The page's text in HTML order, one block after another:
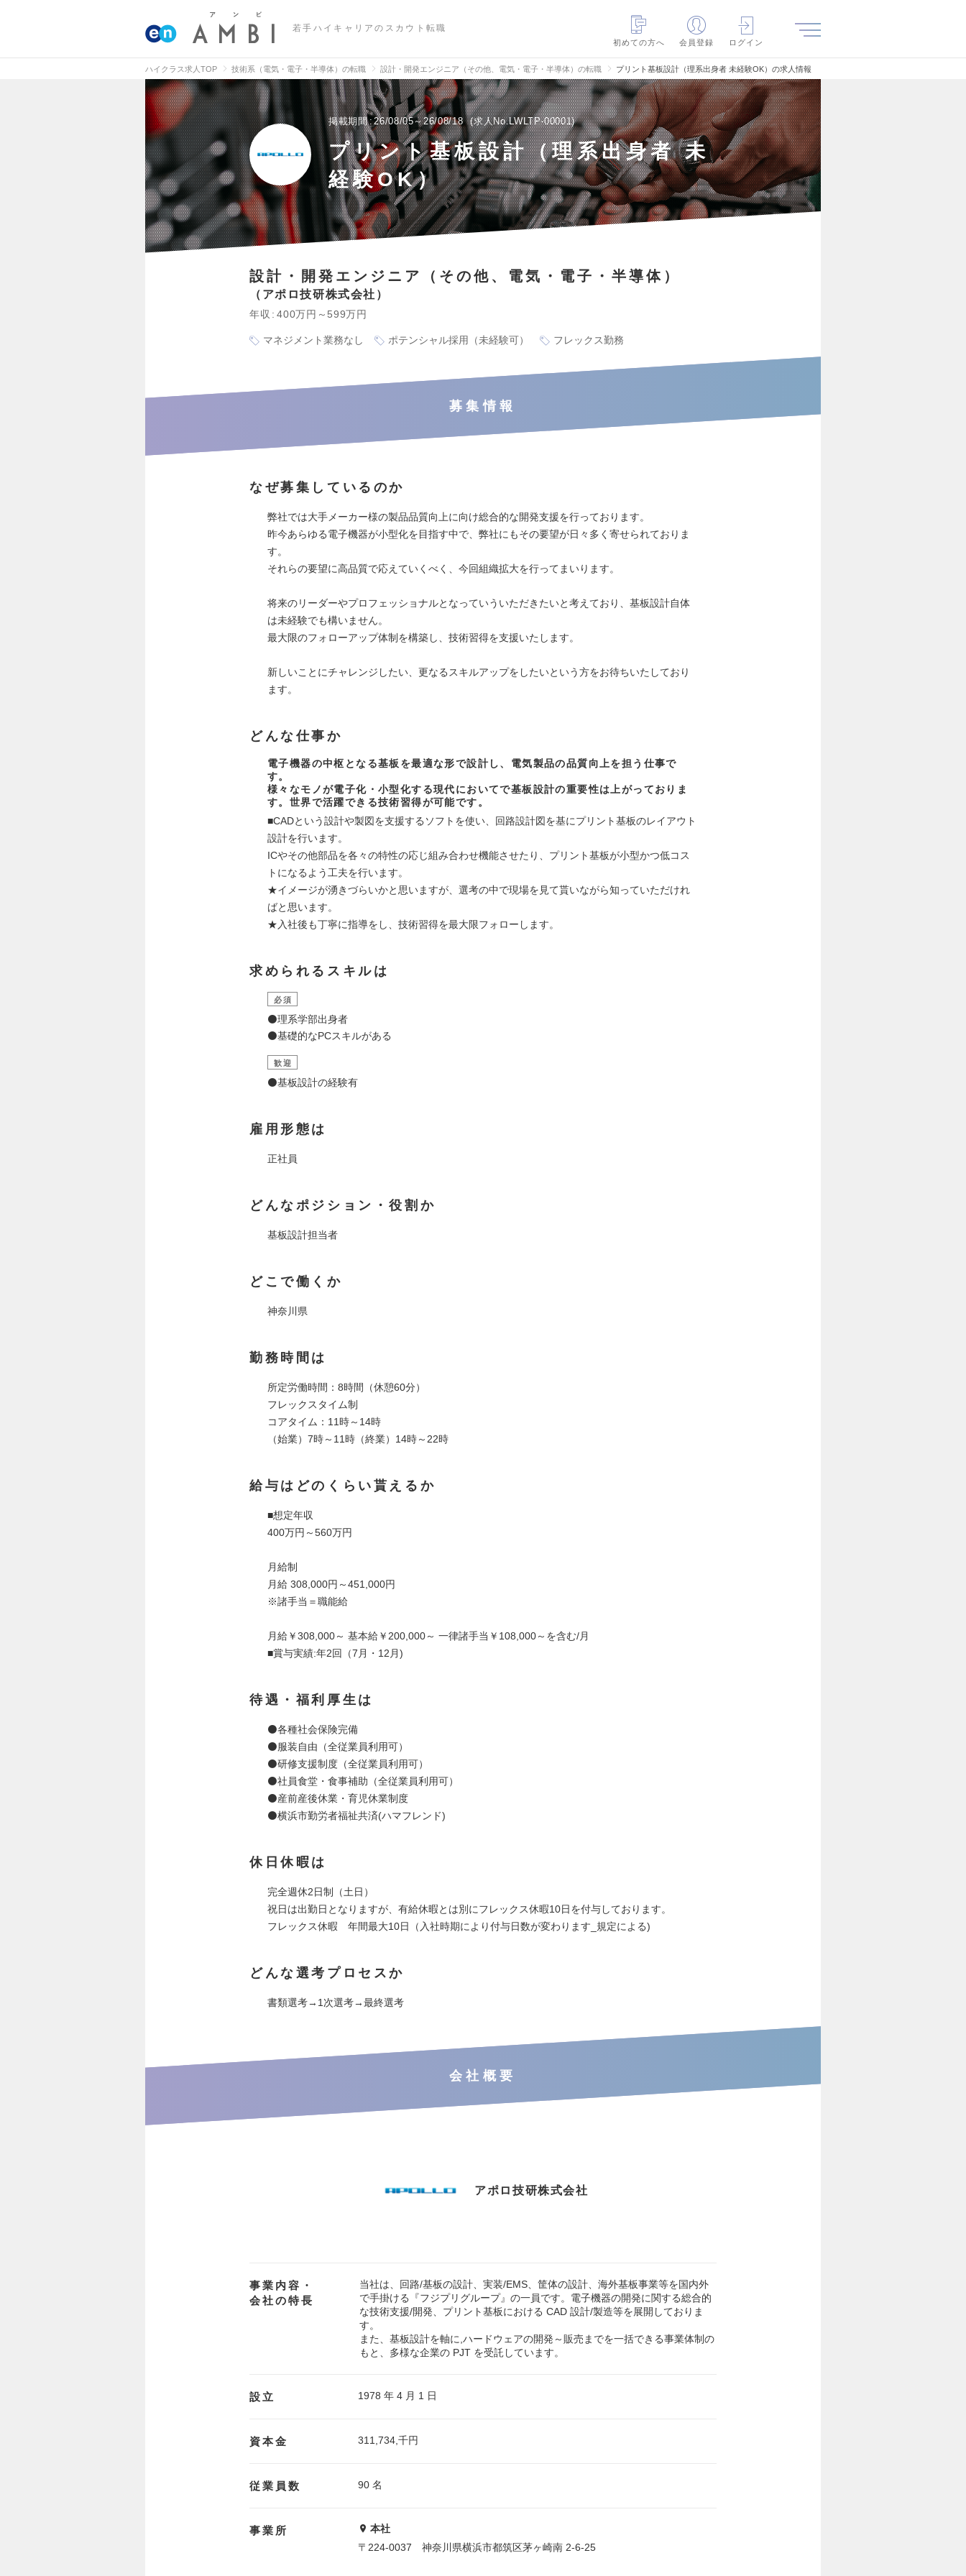
若手ハイキャリアのスカウト転職
初めての方へ
会員登録 ログイン
ハイクラス求人TOP 技術系（電気・電子・半導体）の転職 設計・開発エンジニア（その他、電気・電子・半導体）の転職 プリント基板設計（理系出身者 未経験OK）の求人情報
掲載期間 26/08/05～26/08/18 求人No.LWLTP-00001
プリント基板設計（理系出身者 未
経験OK）
設計・開発エンジニア（その他、電気・電子・半導体）
アポロ技研株式会社
年収 400万円～599万円
マネジメント業務なし ポテンシャル採用（未経験可） フレックス勤務
募集情報
なぜ募集しているのか
弊社では大手メーカー様の製品品質向上に向け総合的な開発支援を行っております。
昨今あらゆる電子機器が小型化を目指す中で、弊社にもその要望が日々多く寄せられておりま
す。
それらの要望に高品質で応えていくべく、今回組織拡大を行ってまいります。
将来のリーダーやプロフェッショナルとなっていういただきたいと考えており、基板設計自体
は未経験でも構いません。
最大限のフォローアップ体制を構築し、技術習得を支援いたします。
新しいことにチャレンジしたい、更なるスキルアップをしたいという方をお待ちいたしており
ます。
どんな仕事か
電子機器の中枢となる基板を最適な形で設計し、電気製品の品質向上を担う仕事で
す。
様々なモノが電子化・小型化する現代においてで基板設計の重要性は上がっておりま
す。世界で活躍できる技術習得が可能です。
■CADという設計や製図を支援するソフトを使い、回路設計図を基にプリント基板のレイアウト
設計を行います。
ICやその他部品を各々の特性の応じ組み合わせ機能させたり、プリント基板が小型かつ低コス
トになるよう工夫を行います。
★イメージが湧きづらいかと思いますが、選考の中で現場を見て貰いながら知っていただけれ
ばと思います。
★入社後も丁寧に指導をし、技術習得を最大限フォローします。
求められるスキルは
必須
⚫️理系学部出身者
⚫️基礎的なPCスキルがある
歓迎
⚫️基板設計の経験有
雇用形態は
正社員
どんなポジション・役割か
基板設計担当者
どこで働くか
神奈川県
勤務時間は
所定労働時間：8時間（休憩60分）
フレックスタイム制
コアタイム：11時～14時
（始業）7時～11時（終業）14時～22時
給与はどのくらい貰えるか
■想定年収
400万円～560万円
月給制
月給 308,000円～451,000円
※諸手当＝職能給
月給￥308,000～ 基本給￥200,000～ 一律諸手当￥108,000～を含む/月
■賞与実績:年2回（7月・12月)
待遇・福利厚生は
⚫️各種社会保険完備
⚫️服装自由（全従業員利用可）
⚫️研修支援制度（全従業員利用可）
⚫️社員食堂・食事補助（全従業員利用可）
⚫️産前産後休業・育児休業制度
⚫️横浜市勤労者福祉共済(ハマフレンド)
休日休暇は
完全週休2日制（土日）
祝日は出勤日となりますが、有給休暇とは別にフレックス休暇10日を付与しております。
フレックス休暇 年間最大10日（入社時期により付与日数が変わります_規定による)
どんな選考プロセスか
書類選考→1次選考→最終選考
会社概要
アポロ技研株式会社
事業内容・
会社の特長
当社は、回路/基板の設計、実装/EMS、筐体の設計、海外基板事業等を国内外
で手掛ける『フジプリグループ』の一員です。電子機器の開発に関する総合的
な技術支援/開発、プリント基板における CAD 設計/製造等を展開しておりま
す。
また、基板設計を軸に,ハードウェアの開発～販売までを一括できる事業体制の
もと、多様な企業の PJT を受託しています。
設立 1978 年 4 月 1 日
資本金 311,734,千円
従業員数 90 名
事業所
本社
〒224-0037 神奈川県横浜市都筑区茅ヶ崎南 2-6-25